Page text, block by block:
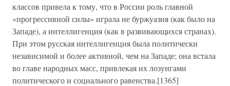
классов привела к тому, что в России роль главной
«прогрессивной силы» играла не буржуазия (как было на
Западе), а интеллигенция (как в развивающихся странах).
При этом русская интеллигенция была политически
независимой и более активной, чем на Западе; она встала
во главе народных масс, привлекая их лозунгами
политического и социального равенства.[1365]